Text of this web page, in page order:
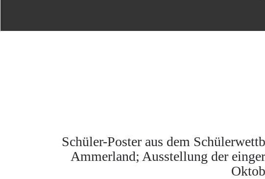
Schüler-Poster aus dem
Ammerland; Ausstellung der